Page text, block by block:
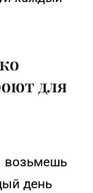
для
возьмешь
день